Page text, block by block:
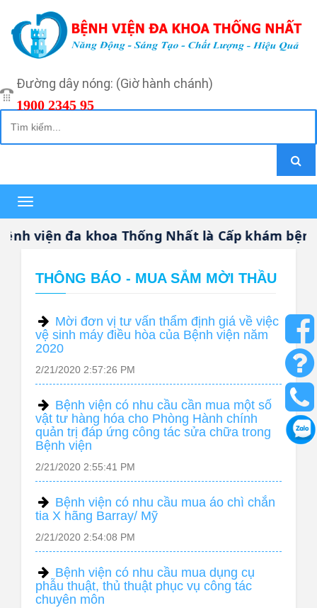
Đường dây nóng: (Giờ hành chánh)
1900 2345 95
Toggle
navigation
viện đa khoa Thống Nhất là Cấp khám bệnh,
THÔNG BÁO - MUA SẮM MỜI THẦU
Mời đơn vị tư vấn thẩm định giá về việc
vệ sinh máy điều hòa của Bệnh viện năm
2020
2/21/2020 2:57:26 PM
Bệnh viện có nhu cầu cần mua một số
vật tư hàng hóa cho Phòng Hành chính
quản trị đáp ứng công tác sửa chữa trong
Bệnh viện
2/21/2020 2:55:41 PM
Bệnh viện có nhu cầu mua áo chì chắn
tia X hãng Barray/ Mỹ
2/21/2020 2:54:08 PM
Bệnh viện có nhu cầu mua dụng cụ
phẫu thuật, thủ thuật phục vụ công tác
chuyên môn